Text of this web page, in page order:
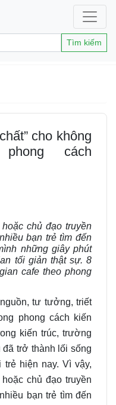
Tìm kiếm
cho không
cách
chủ đạo truyền
bạn trẻ tìm đến
những giây phút
tối giản thật sự. 8
cafe theo phong
tư tưởng, triết
phong cách kiến
kiến trúc, trường
trở thành lối sống
hiện nay. Vì vậy,
chủ đạo truyền
bạn trẻ tìm đến